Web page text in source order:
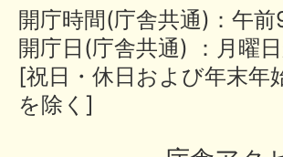
開庁時間(庁舎共通)：午
開庁日(庁舎共通) ：月曜
[祝日・休日および年末年
を除く]